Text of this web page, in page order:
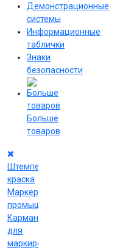
Демонстрационные
системы
Информационные
таблички
Знаки
безопасности
Больше
товаров
Штемпельная
краска
Маркеры
промышленные
Карманы
для
маркировки